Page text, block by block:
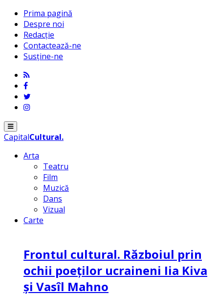
Prima pagină
Despre noi
Redacție
Contactează-ne
Susține-ne
Menu
CapitalCultural.
Arta
Teatru
Film
Muzică
Dans
Vizual
Carte
Frontul cultural. Războiul prin
ochii poeților ucraineni Iia Kiva
și Vasîl Mahno